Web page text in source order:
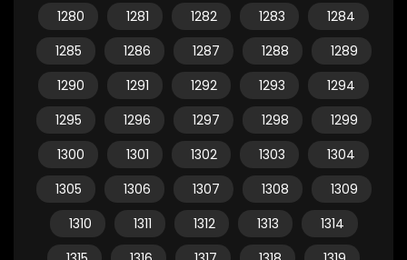
1280
1281 1282 1283
1284
1285
1286 1287 1288
1289
1290
1291 1292 1293
1294
1295
1296 1297 1298
1299
1300
1301 1302 1303
1304
1305
1306 1307 1308
1309
1310
1311 1312 1313
1314